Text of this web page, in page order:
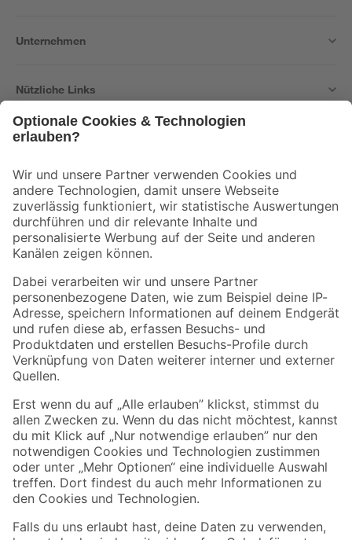
Unternehmen
Nützliche Links
Der toom Newsletter: Keine Angebote und Aktionen mehr verpassen!
Zur Newsletter Anmeldung
Folge uns
Zahlungsarten Versandarten
Sicher einkaufen
Jetzt die toom-App herunterladen